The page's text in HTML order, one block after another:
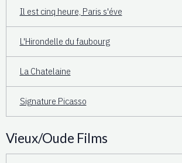
Il est cinq heure, Paris s'éve
L'Hirondelle du faubourg
La Chatelaine
Signature Picasso
Vieux/Oude Films